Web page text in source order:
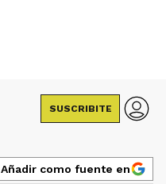
SUSCRIBITE
Añadir como fuente en